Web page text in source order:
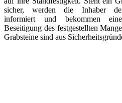
sicher, werden die Inhaber
informiert und bekommen
Beseitigung des festgestellten
Grabsteine sind aus